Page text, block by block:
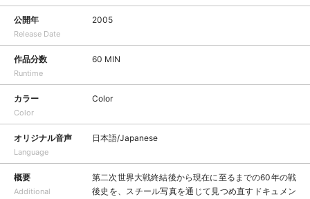
公開年
Release Date
2005
作品分数
Runtime
60 MIN
カラー
Color
Color
オリジナル音声
Language
日本語/Japanese
概要
Additional
第二次世界大戦終結後から現在に至るまでの60年の戦
後史を、スチール写真を通じて見つめ直すドキュメン